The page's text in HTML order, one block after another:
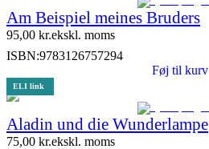
Am Beispiel meines Bruders
95,00 kr.ekskl. moms
ISBN:9783126757294
Føj til kurv
ELI link
Aladin und die Wunderlampe
75,00 kr.ekskl. moms